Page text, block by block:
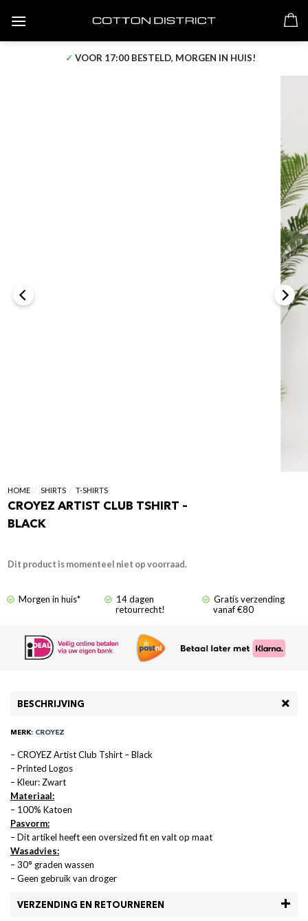
content
✓VOOR 17:00 BESTELD, MORGEN IN HUIS!
HOME / SHIRTS / T-SHIRTS
CROYEZ ARTIST CLUB TSHIRT –
BLACK
Dit product is momenteel niet op voorraad.
Morgen in huis*
14 dagen
retourrecht!
Gratis verzending
vanaf €80
BESCHRIJVING
MERK: CROYEZ
– CROYEZ Artist Club Tshirt – Black
– Printed Logos
– Kleur: Zwart
Materiaal:
– 100% Katoen
Pasvorm:
– Dit artikel heeft een oversized fit en valt op maat
Wasadvies:
– 30° graden wassen
– Geen gebruik van droger
VERZENDING EN RETOURNEREN